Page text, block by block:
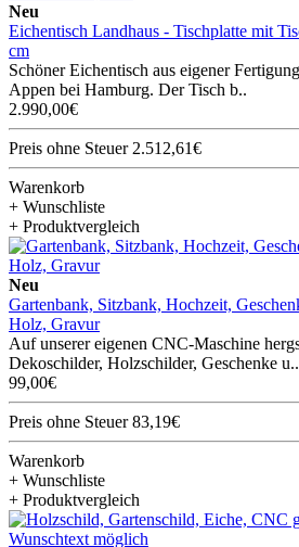
Neu
Eichentisch Landhaus - Tischplatte mit
cm
Schöner Eichentisch aus eigener
Appen bei Hamburg. Der Tisch b..
2.990,00€
Preis ohne Steuer 2.512,61€
Warenkorb
+ Wunschliste
+ Produktvergleich
Neu
Gartenbank, Sitzbank, Hochzeit,
Holz, Gravur
Auf unserer eigenen CNC-Maschine
Dekoschilder, Holzschilder, Geschenke u..
99,00€
Preis ohne Steuer 83,19€
Warenkorb
+ Wunschliste
+ Produktvergleich